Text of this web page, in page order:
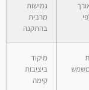
גמישות
מרבית
בהתקנה
משמש
מיקוד
ביציבות
קימה